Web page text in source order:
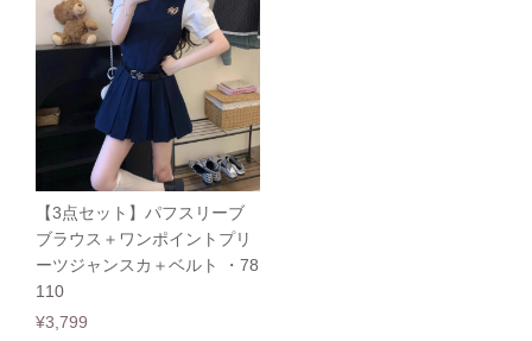
【3点セット】パフスリーブ
ブラウス＋ワンポイントプリ
ーツジャンスカ＋ベルト ・78
110
¥3,799